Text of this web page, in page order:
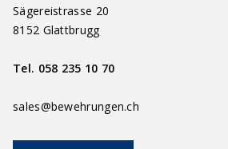
Sägereistrasse 20
8152 Glattbrugg
Tel. 058 235 10 70
sales@bewehrungen.ch